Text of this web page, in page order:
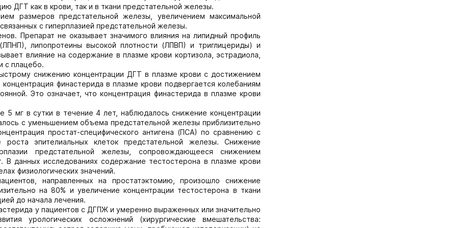
ДГТ как в крови, так и в ткани предстательной железы.
размеров предстательной железы, увеличением максимальной
с гиперплазией предстательной железы.
Препарат не оказывает значимого влияния на липидный профиль
липопротеины высокой плотности (ЛПВП) и триглицериды) и
влияние на содержание в плазме крови кортизола, эстрадиола,
с плацебо.
снижению концентрации ДГТ в плазме крови с достижением
финастерида в плазме крови подвергается колебаниям
Это означает, что концентрация финастерида в плазме крови
мг в сутки в течение 4 лет, наблюдалось снижение концентрации
с уменьшением объема предстательной железы приблизительно
простат-специфического антигена (ПСА) по сравнению с
эпителиальных клеток предстательной железы. Снижение
предстательной железы, сопровождающееся снижением
данных исследованиях содержание тестостерона в плазме крови
физиологических значений.
направленных на простатэктомию, произошло снижение
на 80% и увеличение концентрации тестостерона в ткани
до начала лечения.
у пациентов с ДГПЖ и умеренно выраженных или значительно
урологических осложнений (хирургические вмешательства: